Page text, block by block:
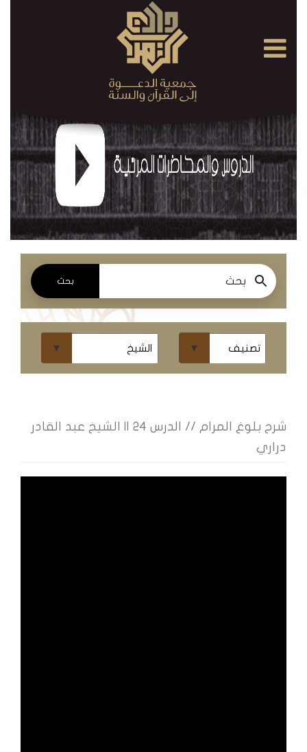
الدروس
والمحاضرات
المسموعة
الدروس
والمحاضرات
الدروس
ومحاضرات
المباشر
الكتب
بحث
شرح بلوغ المرام // الدرس 24 || الشيخ عبد القادر
دراري